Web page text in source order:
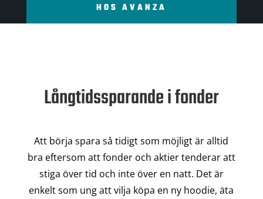
HOS AVANZA
Långtidssparande i fonder
Att börja spara så tidigt som möjligt är alltid
bra eftersom att fonder och aktier tenderar att
stiga över tid och inte över en natt. Det är
enkelt som ung att vilja köpa en ny hoodie, äta